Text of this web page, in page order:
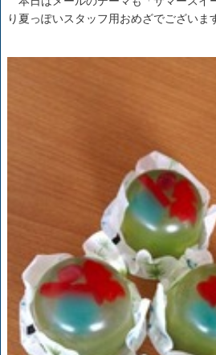
り夏っぽいスタッフ用おめざでございま